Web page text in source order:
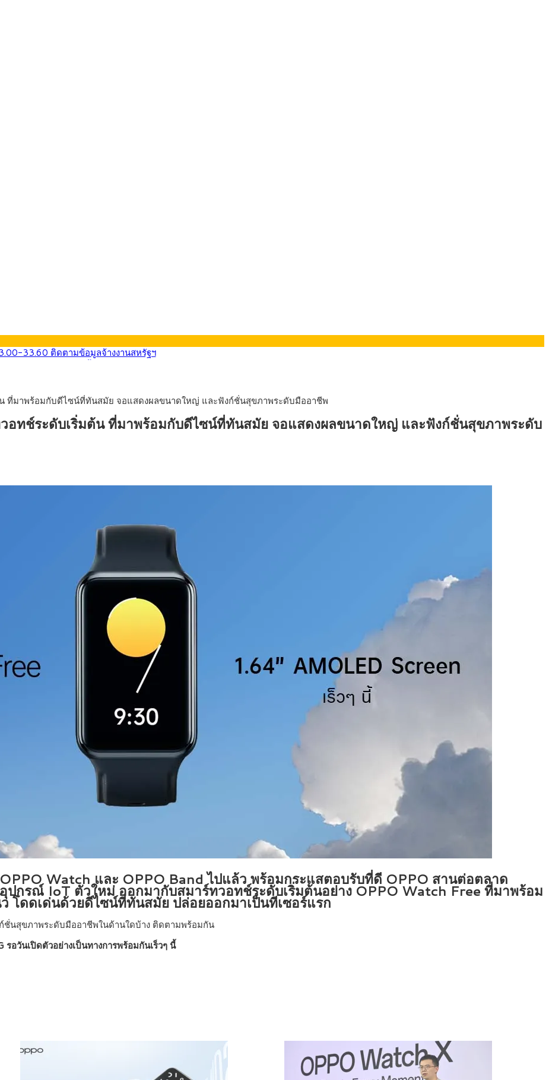
33.60 ติดตามข้อมูลจ้างงานสหรัฐฯ
นหน้ารถไฟฟ้าสงขลา โมโนเรล 12.54 กม. เชื่อมเมืองหาดใหญ่
ายหัวเพียง 2,618 บาท เสนอทบทวนจัดสรรงบให้สอดคล้องภาระงานจริง
ที่มาพร้อมกับดีไซน์ที่ทันสมัย จอแสดงผลขนาดใหญ่ และฟังก์ชั่นสุขภาพระดับมืออาชีพ
อทช์ระดับเริ่มต้น ที่มาพร้อมกับดีไซน์ที่ทันสมัย จอแสดงผลขนาดใหญ่ และฟังก์ชั่นสุขภาพระดับ
Watch และ OPPO Band ไปแล้ว พร้อมกระแสตอบรับที่ดี OPPO สานต่อตลาด
ปกรณ์ IoT ตัวใหม่ ออกมากับสมาร์ทวอทช์ระดับเริ่มต้นอย่าง OPPO Watch Free ที่มาพร้อม
ดดเด่นด้วยดีไซน์ที่ทันสมัย ปล่อยออกมาเป็นทีเซอร์แรก
ชั่นสุขภาพระดับมืออาชีพในด้านใดบ้าง ติดตามพร้อมกัน
รอวันเปิดตัวอย่างเป็นทางการพร้อมกันเร็วๆ นี้